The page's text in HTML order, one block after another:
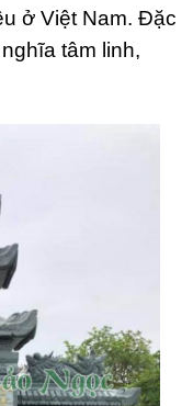
ở Việt Nam. Đặc
tâm linh,